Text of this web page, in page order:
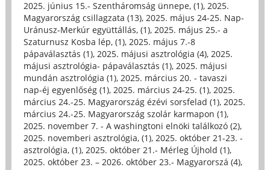
2025. június 15.- Szentháromság ünnepe, (1), 2025.
Magyarország csillagzata (13), 2025. május 24-25. Nap-
Uránusz-Merkúr együttállás, (1), 2025. május 25.- a
Szaturnusz Kosba lép, (1), 2025. május 7.-8
pápaválasztás (1), 2025. májusi asztrológia (4), 2025.
májusi asztrológia- pápaválasztás (1), 2025. májusi
mundán asztrológia (1), 2025. március 20. - tavaszi
nap-éj egyenlőség (1), 2025. március 24-25. (1), 2025.
március 24.-25. Magyarország ézévi sorsfelad (1), 2025.
március 24.-25. Magyarország szolár karmapon (1),
2025. november 7. - A washingtoni elnöki találkozó (2),
2025. novemberi asztrológia, (1), 2025. október 21-23. -
asztrológia, (1), 2025. október 21.- Mérleg Újhold (1),
2025. október 23. – 2026. október 23.- Magyarorszá (4),